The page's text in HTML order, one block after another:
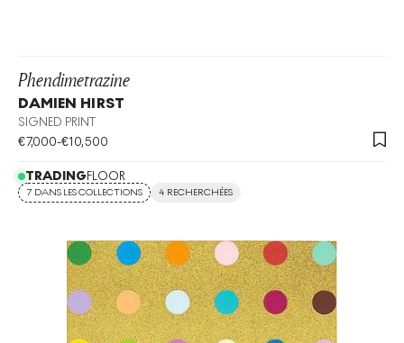
Phendimetrazine
DAMIEN HIRST
SIGNED PRINT
€7,000-€10,500
TRADINGFLOOR
7 DANS LES COLLECTIONS 4 RECHERCHÉES